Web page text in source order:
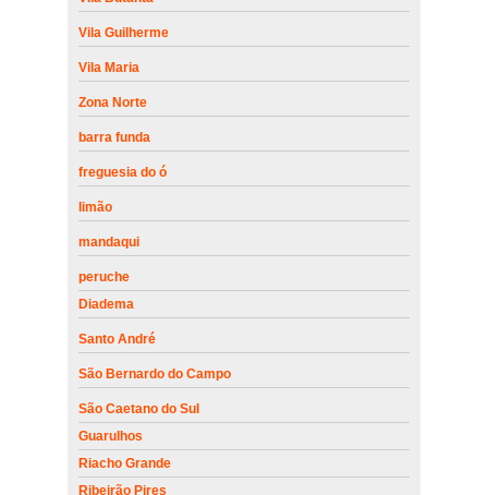
Vila Guilherme
Vila Maria
Zona Norte
barra funda
freguesia do ó
limão
mandaqui
peruche
Diadema
Santo André
São Bernardo do Campo
São Caetano do Sul
Guarulhos
Riacho Grande
Ribeirão Pires